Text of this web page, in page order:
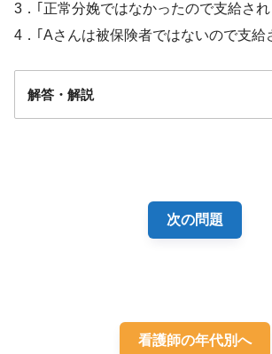
3．｢正常分娩ではなかったので支給され
4．｢Aさんは被保険者ではないので支給
解答・解説
次の問題
看護師の年代別へ